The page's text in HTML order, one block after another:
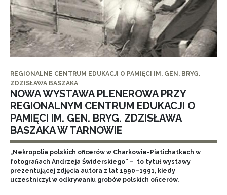
REGIONALNE CENTRUM EDUKACJI O PAMIĘCI IM. GEN. BRYG.
ZDZISŁAWA BASZAKA
NOWA WYSTAWA PLENEROWA PRZY
REGIONALNYM CENTRUM EDUKACJI O
PAMIĘCI IM. GEN. BRYG. ZDZISŁAWA
BASZAKA W TARNOWIE
„Nekropolia polskich oficerów w Charkowie-Piatichatkach w
fotografiach Andrzeja Świderskiego” – to tytuł wystawy
prezentującej zdjęcia autora z lat 1990–1991, kiedy
uczestniczył w odkrywaniu grobów polskich oficerów.